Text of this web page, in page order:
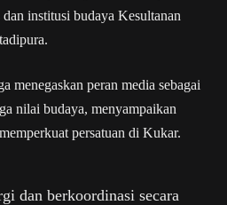
institusi budaya Kesultanan
menegaskan peran media sebagai
nilai budaya, menyampaikan
persatuan di Kukar.
dan berkoordinasi secara